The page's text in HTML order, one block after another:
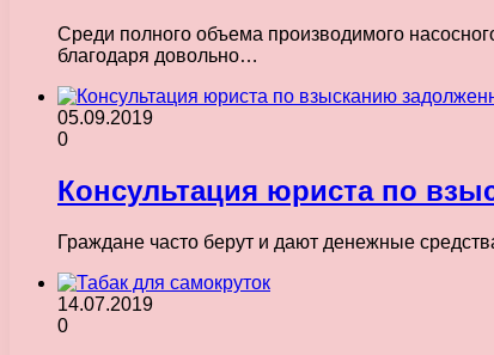
Среди полного объема производимого
благодаря довольно…
05.09.2019
0
Консультация юриста по
Граждане часто берут и дают денежные
14.07.2019
0